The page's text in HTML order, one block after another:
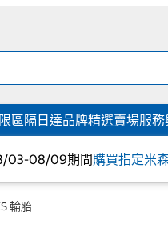
區隔日達品牌精選賣場服
03-08/09期間購買指定米
輪胎